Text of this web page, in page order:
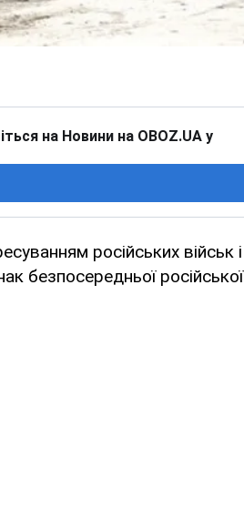
на Новини на OBOZ.UA у
російських військ і
безпосередньої російської